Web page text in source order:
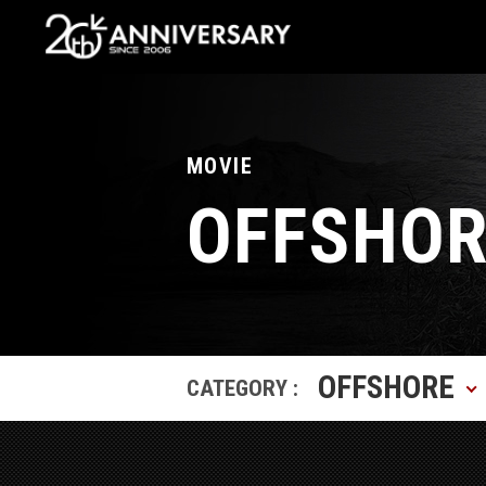
MOVIE
CATEGORY : OFFSHORE